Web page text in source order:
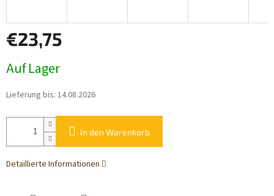
€23,75
Auf Lager
Lieferung bis: 14.08.2026
In den Warenkorb
Detaillierte Informationen